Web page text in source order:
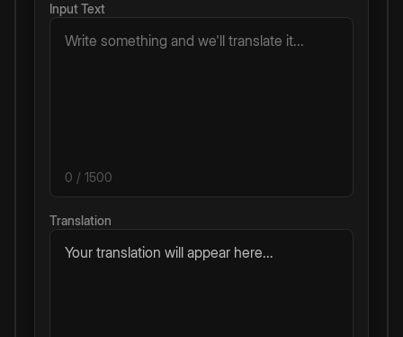
Input Text
0 / 1500
Translation
Your translation will appear here...